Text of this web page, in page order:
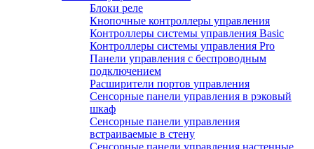
Блоки реле
Кнопочные контроллеры управления
Контроллеры системы управления Basic
Контроллеры системы управления Pro
Панели управления с беспроводным
подключением
Расширители портов управления
Сенсорные панели управления в рэковый
шкаф
Сенсорные панели управления
встраиваемые в стену
Сенсорные панели управления настенные